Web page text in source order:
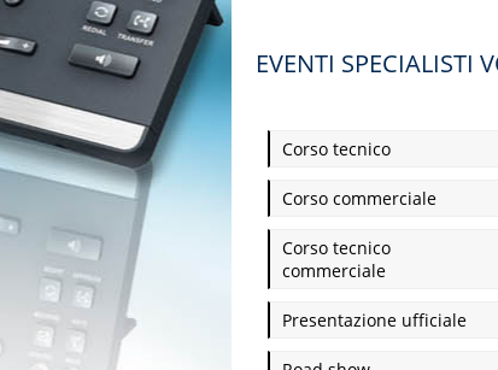
EVENTI SPECIALISTI
Corso tecnico
Corso commerciale
Corso tecnico
commerciale
Presentazione ufficiale